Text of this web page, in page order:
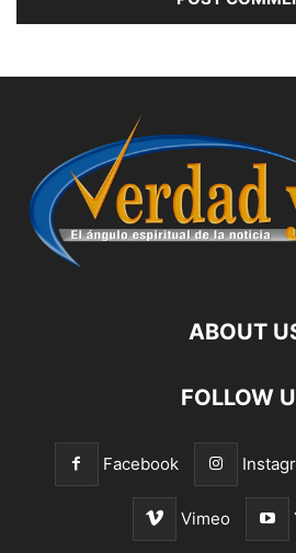
ABOUT
FOLLOW
Facebook
Vimeo